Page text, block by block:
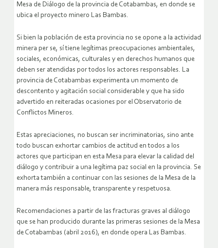
Mesa de Diálogo de la provincia de Cotabambas, en donde se
ubica el proyecto minero Las Bambas.
Si bien la población de esta provincia no se opone a la actividad
minera per se, sí tiene legítimas preocupaciones ambientales,
sociales, económicas, culturales y en derechos humanos que
deben ser atendidas por todos los actores responsables. La
provincia de Cotabambas experimenta un momento de
descontento y agitación social considerable y que ha sido
advertido en reiteradas ocasiones por el Observatorio de
Conflictos Mineros.
Estas apreciaciones, no buscan ser incriminatorias, sino ante
todo buscan exhortar cambios de actitud en todos a los
actores que participan en esta Mesa para elevar la calidad del
diálogo y contribuir a una legítima paz social en la provincia. Se
exhorta también a continuar con las sesiones de la Mesa de la
manera más responsable, transparente y respetuosa.
Recomendaciones a partir de las fracturas graves al diálogo
que se han producido durante las primeras sesiones de la Mesa
de Cotabambas (abril 2016), en donde opera Las Bambas.